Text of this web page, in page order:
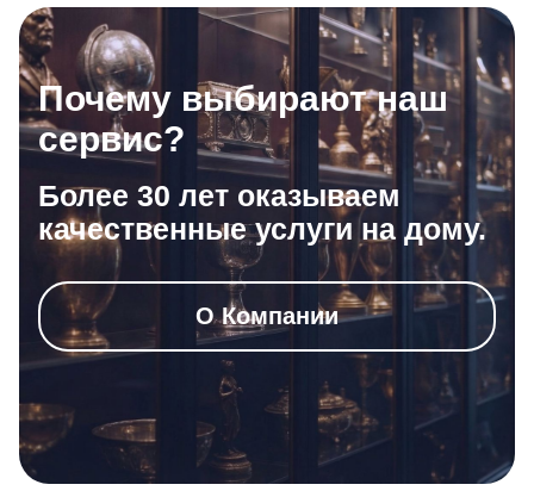
Почему выбирают наш
сервис?
Более 30 лет оказываем
качественные услуги на дому.
О Компании